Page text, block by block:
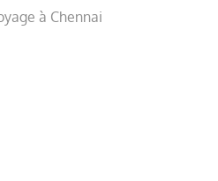
à Chennai